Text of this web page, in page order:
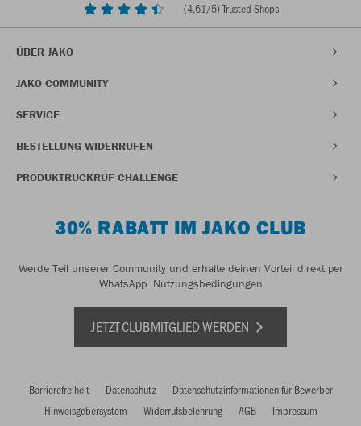
(4,61/5) Trusted Shops
ÜBER JAKO
JAKO COMMUNITY
SERVICE
BESTELLUNG WIDERRUFEN
PRODUKTRÜCKRUF CHALLENGE
30% RABATT IM JAKO CLUB
Werde Teil unserer Community und erhalte deinen Vorteil direkt per
WhatsApp. Nutzungsbedingungen
JETZT CLUBMITGLIED WERDEN
Barrierefreiheit Datenschutz
Datenschutzinformationen für Bewerber
Hinweisgebersystem
Widerrufsbelehrung AGB Impressum